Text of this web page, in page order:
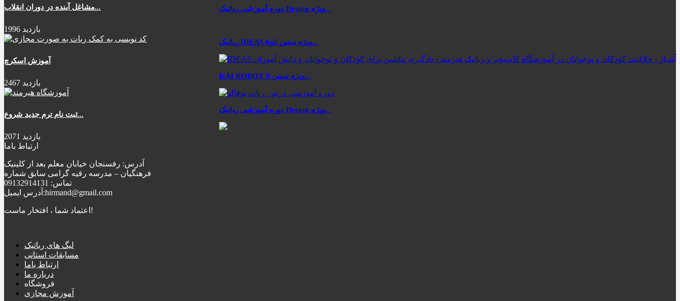
دوره آموزشی رباتیک Dream ویژه...
رباتیک IDEAS ویژه سنین 5و6...
KAI ROBOT ویژه سنین 9...
دوره آموزشی رباتیک Dream ویژه...
مشاغل آینده در دوران انقلاب...
1996 بازدید
آموزش اسکرچ
2467 بازدید
ثبت نام ترم جدید شروع...
2071 بازدید
ارتباط باما
آدرس: رفسنجان خیابان معلم بعد از کلینیک
فرهنگیان – مدرسه رقیه گرامی سابق شماره
تماس: 09132914131
آدرس ایمیل:hirmand@gmail.com
اعتماد شما ، افتخار ماست!
لیگ های رباتیک
مسابقات استانی
ارتباط باما
درباره ما
فروشگاه
آموزش مجازی